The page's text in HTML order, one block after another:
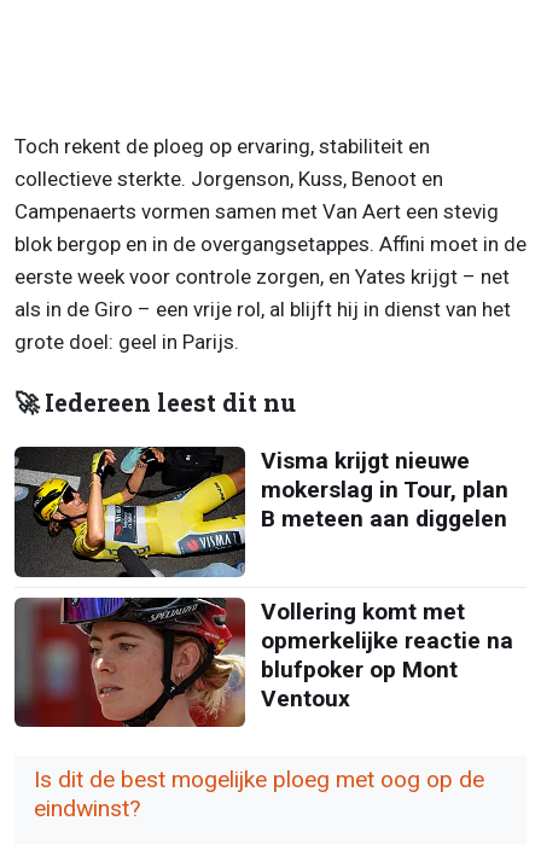
Toch rekent de ploeg op ervaring, stabiliteit en
collectieve sterkte. Jorgenson, Kuss, Benoot en
Campenaerts vormen samen met Van Aert een stevig
blok bergop en in de overgangsetappes. Affini moet in de
eerste week voor controle zorgen, en Yates krijgt – net
als in de Giro – een vrije rol, al blijft hij in dienst van het
grote doel: geel in Parijs.
🚀 Iedereen leest dit nu
Visma krijgt nieuwe
mokerslag in Tour, plan
B meteen aan diggelen
Vollering komt met
opmerkelijke reactie na
blufpoker op Mont
Ventoux
Is dit de best mogelijke ploeg met oog op de
eindwinst?